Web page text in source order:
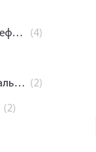
ВИЧ (вирус иммунодефицита человека) (4)
Гипертензия артериальная (Гипертоническая болезнь) (2)
(2)